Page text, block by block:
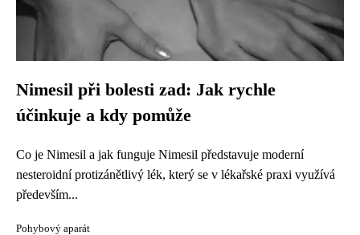
Nimesil při bolesti zad: Jak rychle
účinkuje a kdy pomůže
Co je Nimesil a jak funguje Nimesil představuje moderní
nesteroidní protizánětlivý lék, který se v lékařské praxi využívá
především...
Pohybový aparát